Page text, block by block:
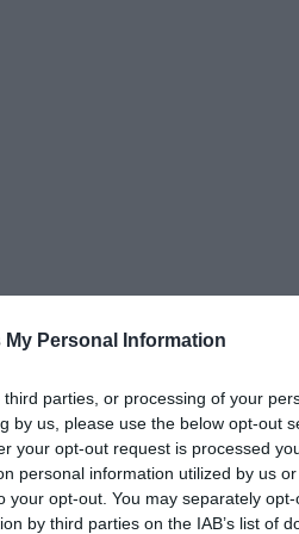
My Personal Information
parties, or processing of your
by us, please use the below opt-out
your opt-out request is processed
personal information utilized by us
your opt-out. You may separately
by third parties on the IAB’s list of
Corentin Chaboud
Le